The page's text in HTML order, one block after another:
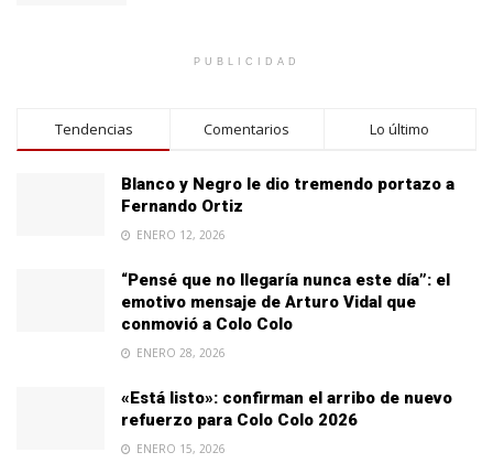
PUBLICIDAD
Tendencias Comentarios Lo último
Blanco y Negro le dio tremendo portazo a
Fernando Ortiz
ENERO 12, 2026
“Pensé que no llegaría nunca este día”: el
emotivo mensaje de Arturo Vidal que
conmovió a Colo Colo
ENERO 28, 2026
«Está listo»: confirman el arribo de nuevo
refuerzo para Colo Colo 2026
ENERO 15, 2026